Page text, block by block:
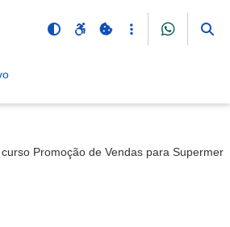
Promoção de Vendas para